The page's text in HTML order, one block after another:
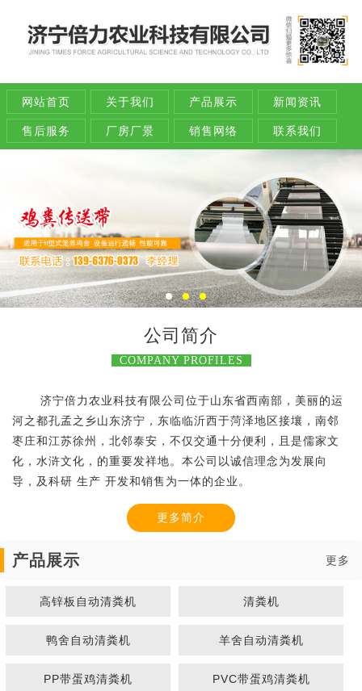
网站首页 关于我们 产品展示 新闻资讯
售后服务 厂房厂景 销售网络 联系我们
公司简介
COMPANY PROFILES
济宁倍力农业科技有限公司位于山东省西南部，美丽的运
河之都孔孟之乡山东济宁，东临临沂西于菏泽地区接壤，南邻
枣庄和江苏徐州，北邻泰安，不仅交通十分便利，且是儒家文
化，水浒文化，的重要发祥地。本公司以诚信理念为发展向
导，及科研 生产 开发和销售为一体的企业。
更多简介
产品展示 更多
高锌板自动清粪机 清粪机
鸭舍自动清粪机 羊舍自动清粪机
PP带蛋鸡清粪机 PVC带蛋鸡清粪机